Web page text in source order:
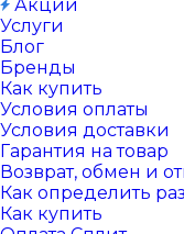
Акции
Услуги
Блог
Бренды
Как купить
Условия оплаты
Условия доставки
Гарантия на товар
Возврат, обмен и
Как определить
Как купить